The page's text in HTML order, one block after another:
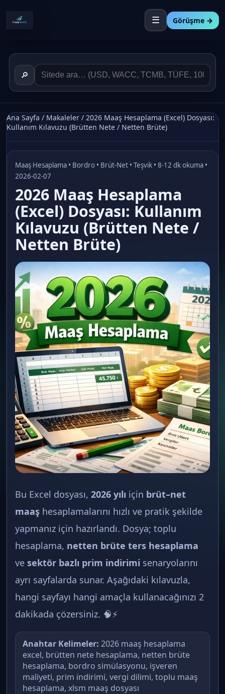
☰ Görüşme →
🔎
Ana Sayfa / Makaleler / 2026 Maaş Hesaplama (Excel) Dosyası:
Kullanım Kılavuzu (Brütten Nete / Netten Brüte)
Maaş Hesaplama • Bordro • Brüt-Net • Teşvik • 8-12 dk okuma •
2026-02-07
2026 Maaş Hesaplama
(Excel) Dosyası: Kullanım
Kılavuzu (Brütten Nete /
Netten Brüte)
Bu Excel dosyası, 2026 yılı için brüt–net
maaş hesaplamalarını hızlı ve pratik şekilde
yapmanız için hazırlandı. Dosya; toplu
hesaplama, netten brüte ters hesaplama
ve sektör bazlı prim indirimi senaryolarını
ayrı sayfalarda sunar. Aşağıdaki kılavuzla,
hangi sayfayı hangi amaçla kullanacağınızı 2
dakikada çözersiniz. 🧠⚡
Anahtar Kelimeler: 2026 maaş hesaplama
excel, brütten nete hesaplama, netten brüte
hesaplama, bordro simülasyonu, işveren
maliyeti, prim indirimi, vergi dilimi, toplu maaş
hesaplama, xlsm maaş dosyası